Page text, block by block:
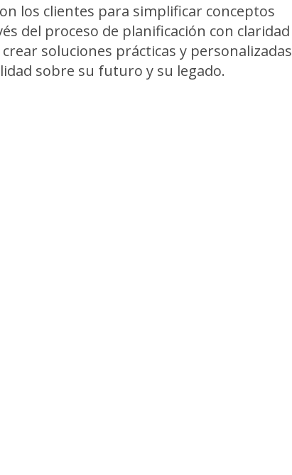
los clientes para simplificar conceptos
del proceso de planificación con claridad
soluciones prácticas y personalizadas
sobre su futuro y su legado.